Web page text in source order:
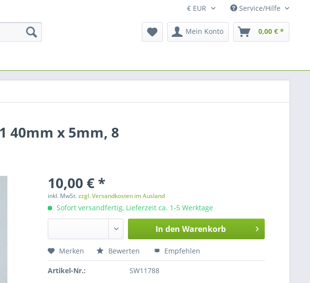
Service/Hilfe
Mein Konto 0,00 € *
40mm x 5mm, 8
10,00 € *
inkl. MwSt.zzgl. Versandkosten im Ausland
Sofort versandfertig, Lieferzeit ca. 1-5 Werktage
In den Warenkorb
Merken Bewerten Empfehlen
Artikel-Nr.: SW11788